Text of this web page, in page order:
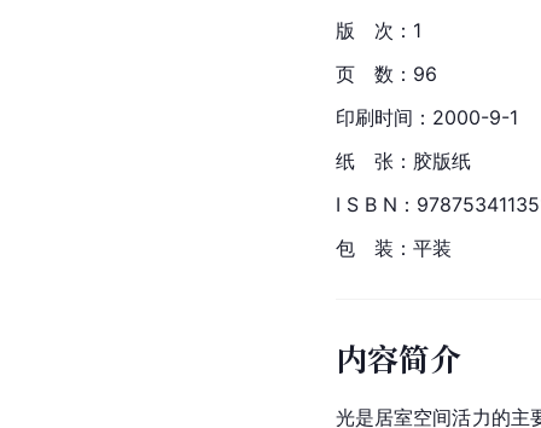
版　次：1
页　数：96
印刷时间：2000-9-1
纸　张：胶版纸
I S B N：
包　装：平装
内容简介
光是居室空间活力的主